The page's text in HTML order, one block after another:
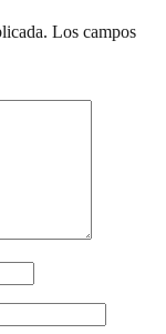
Los campos